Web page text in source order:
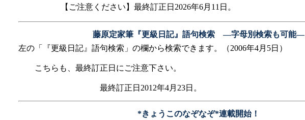
【ご注意ください】最終訂正日2026年6月11日。
藤原定家筆『更級日記』語句検索 ―字母別検索も可能―
左の「『更級日記』語句検索」の欄から検索できます。（2006年4月5日）
こちらも、最終訂正日にご注意下さい。
最終訂正日2012年4月23日。
*きょうこのなぞなぞ*連載開始！